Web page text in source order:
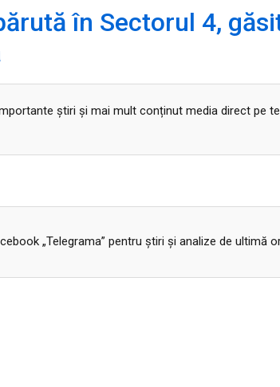
în Sectorul 4,
știri și mai mult conținut media direct pe
„Telegrama” pentru ştiri şi analize de ultimă